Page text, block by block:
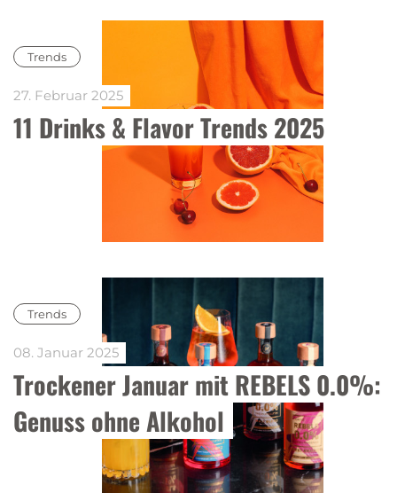
Trends
11 Drinks & Flavor Trends 2025
27. Februar 2025
Trends
Trockener Januar mit REBELS 0.0%:
Genuss ohne Alkohol
08. Januar 2025